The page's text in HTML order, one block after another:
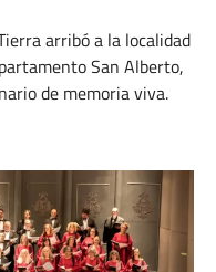
arribó a la localidad
San Alberto,
de memoria viva.